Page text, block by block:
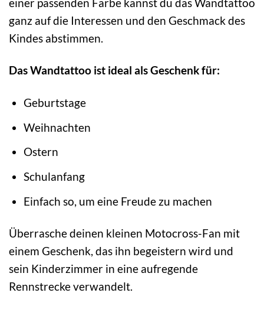
ganz auf die Interessen und den Geschmack des
Kindes abstimmen.
Das Wandtattoo ist ideal als Geschenk für:
Geburtstage
Weihnachten
Ostern
Schulanfang
Einfach so, um eine Freude zu machen
Überrasche deinen kleinen Motocross-Fan mit
einem Geschenk, das ihn begeistern wird und
sein Kinderzimmer in eine aufregende
Rennstrecke verwandelt.